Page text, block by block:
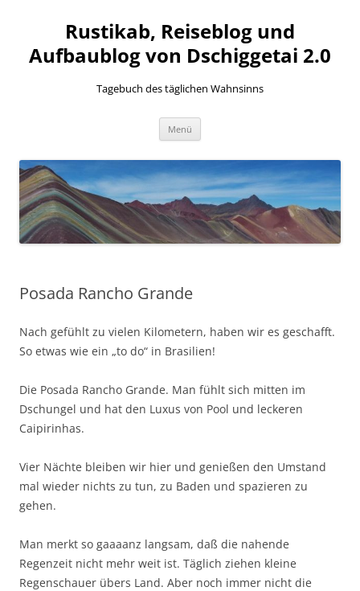
Rustikab, Reiseblog und
Aufbaublog von Dschiggetai 2.0
Tagebuch des täglichen Wahnsinns
Menü
Posada Rancho Grande
Nach gefühlt zu vielen Kilometern, haben wir es geschafft.
So etwas wie ein „to do“ in Brasilien!
Die Posada Rancho Grande. Man fühlt sich mitten im
Dschungel und hat den Luxus von Pool und leckeren
Caipirinhas.
Vier Nächte bleiben wir hier und genießen den Umstand
mal wieder nichts zu tun, zu Baden und spazieren zu
gehen.
Man merkt so gaaaanz langsam, daß die nahende
Regenzeit nicht mehr weit ist. Täglich ziehen kleine
Regenschauer übers Land. Aber noch immer nicht die